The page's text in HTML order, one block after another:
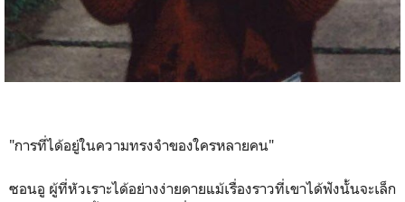
"การที่ได้อยู่ในความทรงจำของใครหลายคน"
ซอนอู ผู้ที่หัวเราะได้อย่างง่ายดายแม้เรื่องราวที่เขาได้ฟังนั้นจะเล็ก